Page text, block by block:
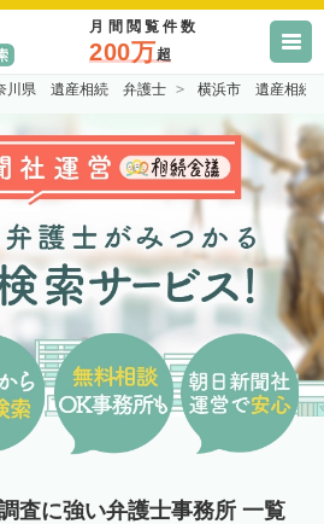
月間閲覧件数
200万超
川県 遺産相続 弁護士 横浜市 遺産相続
査に強い弁護士事務所 一覧